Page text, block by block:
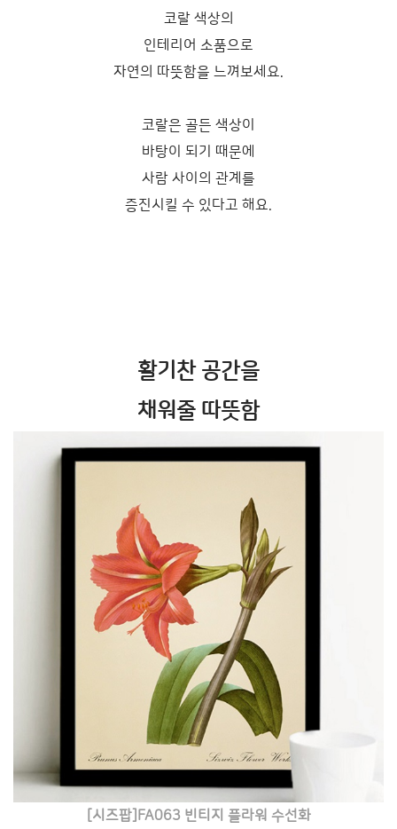
코랄 색상의
인테리어 소품으로
자연의 따뜻함을 느껴보세요.
코랄은 골든 색상이
바탕이 되기 때문에
사람 사이의 관계를
증진시킬 수 있다고 해요.
활기찬 공간을
채워줄 따뜻함
[시즈팝]FA063 빈티지 플라워 수선화